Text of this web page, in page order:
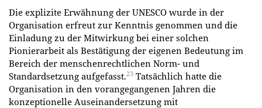
Die explizite Erwähnung der UNESCO wurde in der
Organisation erfreut zur Kenntnis genommen und die
Einladung zu der Mitwirkung bei einer solchen
Pionierarbeit als Bestätigung der eigenen Bedeutung im
Bereich der menschenrechtlichen Norm- und
Standardsetzung aufgefasst.23 Tatsächlich hatte die
Organisation in den vorangegangenen Jahren die
konzeptionelle Auseinandersetzung mit